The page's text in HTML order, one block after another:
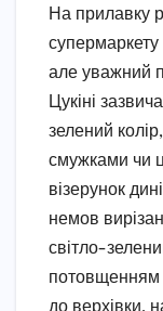
На прилавку
супермаркету
але уважний
Цукіні
зелений
смужками чи
візерунок
немов
світло-
потовщенням
до верхівки,